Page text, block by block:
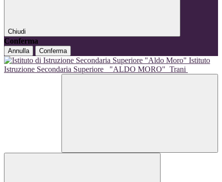
Chiudi
Conferma
Annulla Conferma
Istituto
Istruzione Secondaria Superiore
"ALDO MORO" Trani